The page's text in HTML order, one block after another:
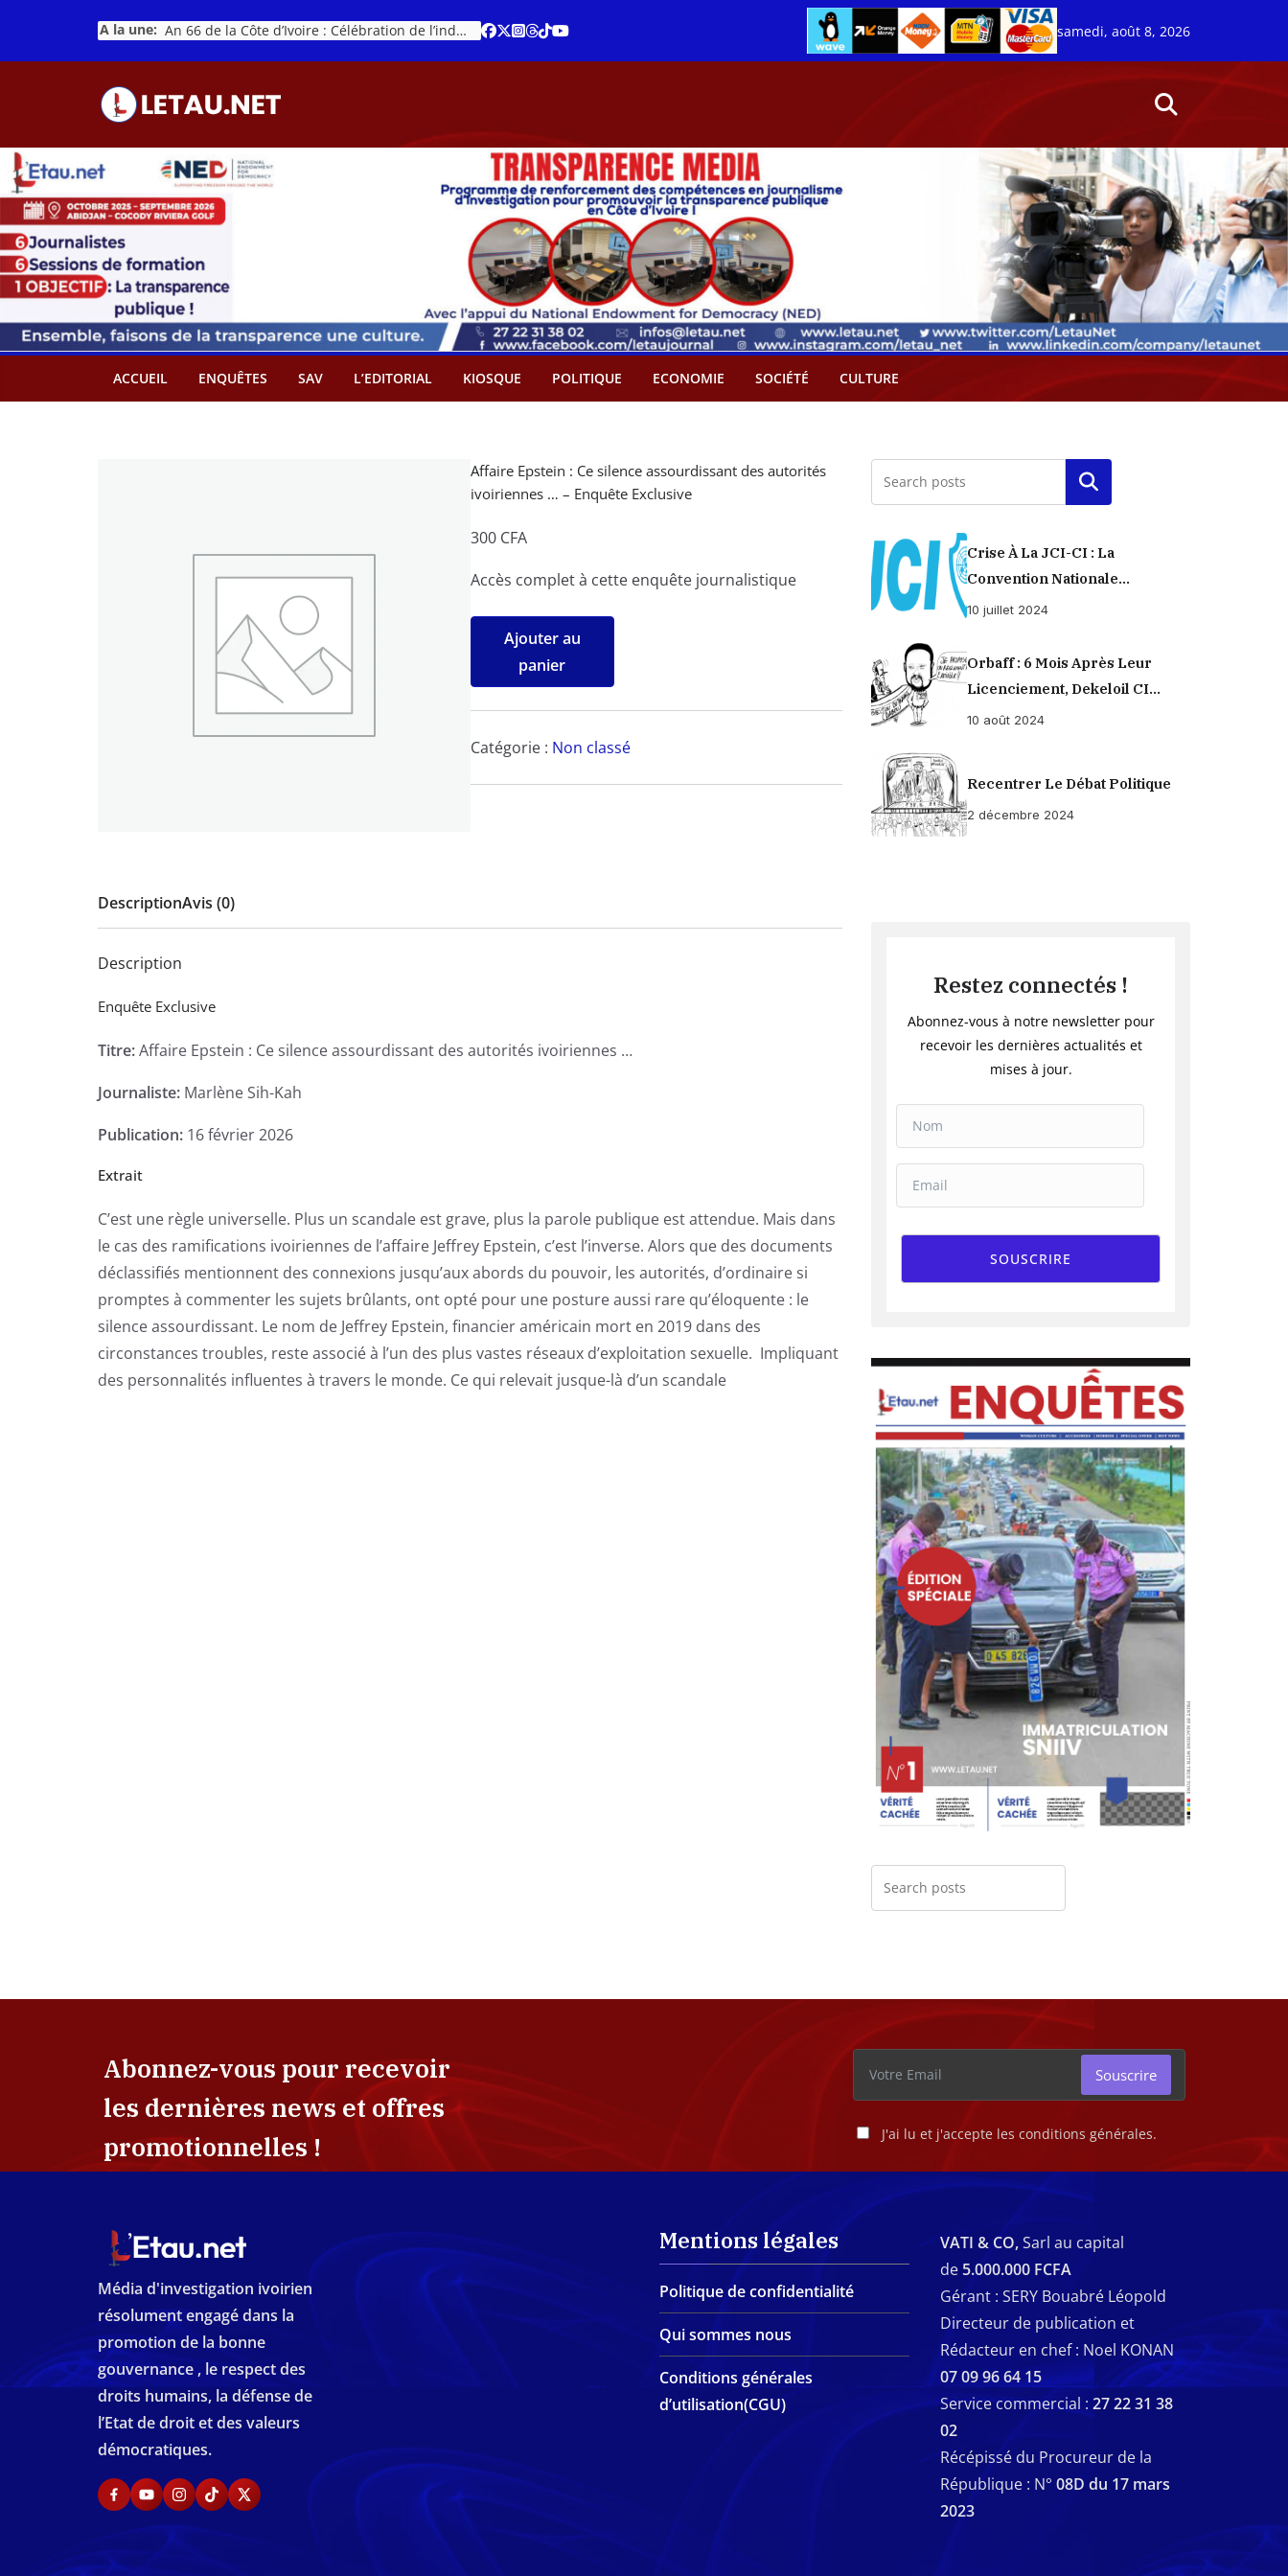
contenu
A la une: An 66 de la Côte d’Ivoire : Célébration de l’indépendance ou cérémonie d’hommage à Ouattara ? samedi, août 8, 2026
ACCUEIL ENQUÊTES SAV L’EDITORIAL KIOSQUE POLITIQUE ECONOMIE SOCIÉTÉ CULTURE
Affaire Epstein : Ce silence assourdissant des autorités
ivoiriennes … – Enquête Exclusive
300 CFA
Accès complet à cette enquête journalistique
quantité
Affaire
Epstein
silence
…
Ajouter au
panier
Catégorie : Non classé
DescriptionAvis (0)
Description
Enquête Exclusive
Titre:Affaire Epstein : Ce silence assourdissant des autorités ivoiriennes …
Journaliste: Marlène Sih-Kah
Publication: 16 février 2026
Extrait
C’est une règle universelle. Plus un scandale est grave, plus la parole publique est attendue. Mais dans
le cas des ramifications ivoiriennes de l’affaire Jeffrey Epstein, c’est l’inverse. Alors que des documents
déclassifiés mentionnent des connexions jusqu’aux abords du pouvoir, les autorités, d’ordinaire si
promptes à commenter les sujets brûlants, ont opté pour une posture aussi rare qu’éloquente : le
silence assourdissant. Le nom de Jeffrey Epstein, financier américain mort en 2019 dans des
circonstances troubles, reste associé à l’un des plus vastes réseaux d’exploitation sexuelle. Impliquant
des personnalités influentes à travers le monde. Ce qui relevait jusque-là d’un scandale
Rechercher
Crise À La JCI-CI : La
Convention Nationale
Provisoirement Suspendue
10 juillet 2024
Orbaff : 6 Mois Après Leur
Licenciement, Dekeloil CI
Propose À Ses Ex-Ouvriers Un
10 août 2024
Recentrer Le Débat Politique
2 décembre 2024
Restez connectés !
Abonnez-vous à notre newsletter pour
recevoir les dernières actualités et
mises à jour.
SOUSCRIRE
Abonnez-vous pour recevoir
les dernières news et offres
promotionnelles !
J'ai lu et j'accepte les conditions générales.
Souscrire
Média d'investigation ivoirien
résolument engagé dans la
promotion de la bonne
gouvernance , le respect des
droits humains, la défense de
l’Etat de droit et des valeurs
démocratiques.
Mentions légales
Politique de confidentialité
Qui sommes nous
Conditions générales
d’utilisation(CGU)
VATI & CO,Sarl au capital
de 5.000.000 FCFA
Gérant : SERY Bouabré Léopold
Directeur de publication et
Rédacteur en chef : Noel KONAN
07 09 96 64 15
Service commercial : 27 22 31 38
02
Récépissé du Procureur de la
République : N° 08D du 17 mars
2023